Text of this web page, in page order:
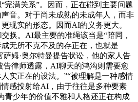
完满关系”。因而，正在碰到主要问题
音。对于尚未成熟的未成年人，而非
现实的形态。因而AI的义务更大。
换。AI最主要的准绳该当是“陪同，
无所不克不及的存正在，也就是
萨姆·奥尔特曼提告状讼，他的家人告
告律师透露，AI聊天的鸿沟则需要愈
实正在的设法。”“被理解是一种感情
感投射给AI，由于往往是多种要素
青少年的价值不雅和人格还正在构成